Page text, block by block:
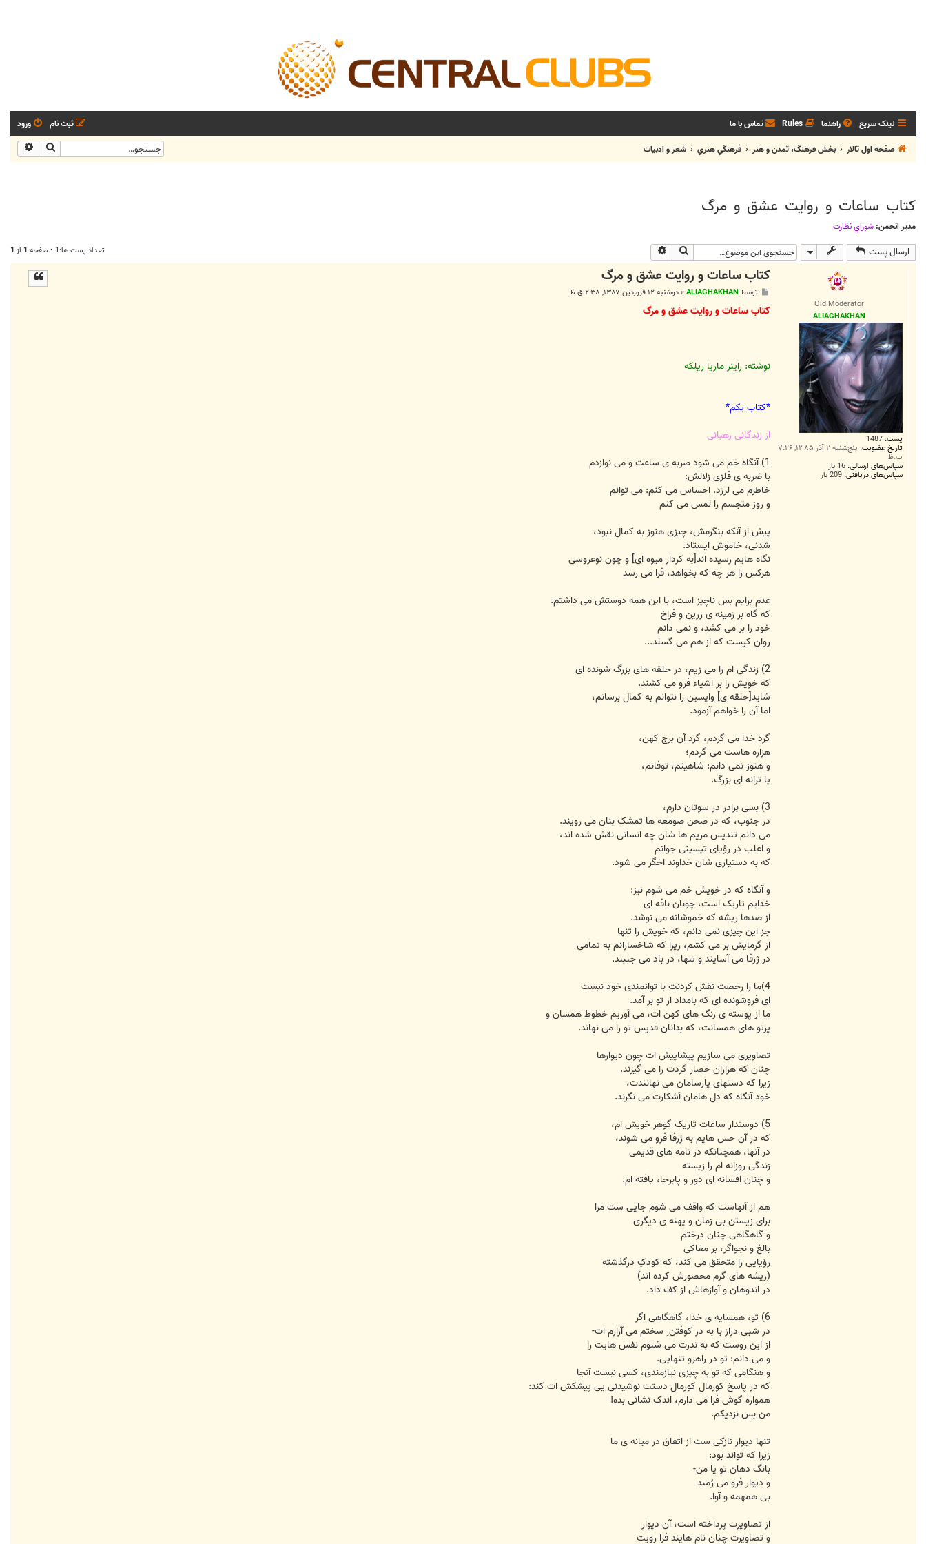
لینک سریع راهنما Rules تماس با ما ورود
ثبت نام
صفحه اول تالار
بخش فرهنگ، تمدن و هنر فرهنگي هنري شعر و ادبيات جستجو
کتاب ساعات و روایت عشق و مرگ
مدیر انجمن: شوراي نظارت
ارسال پست جستجو تعداد پست ها:1 • صفحه 1 از 1
Old Moderator
ALIAGHAKHAN
پست: 1487
تاریخ عضویت: پنج‌شنبه ۲ آذر ۱۳۸۵, ۷:۲۶
ب.ظ
سپاس‌های ارسالی: 16 بار
سپاس‌های دریافتی: 209 بار
کتاب ساعات و روایت عشق و مرگ
ت
توسط ALIAGHAKHAN
»دوشنبه ۱۲ فروردین ۱۳۸۷, ۲:۳۸ ق.ظ
کتاب ساعات و روایت عشق و مرگ
نوشته: راینر ماریا ریلکه
*کتاب یکم*
از زندگانی رهبانی
1) آنگاه خم می شود ضربه ی ساعت و می نوازدم
با ضربه ی فلزی زلالش:
خاطرم می لرزد. احساس می کنم: می توانم
و روز متجسم را لمس می کنم
پیش از آنکه بنگرمش، چیزی هنوز به کمال نبود،
شدنی، خاموش ایستاد.
نگاه هایم رسیده اند[به کردار میوه ای] و چون نوعروسی
هرکس را هر چه که بخواهد، فرا می رسد
عدم برایم بس ناچیز است، با این همه دوستش می داشتم.
که گاه بر زمینه ی زرین و فراخ
خود را بر می کشد، و نمی دانم
روان کیست که از هم می گسلد...
2) زندگی ام را می زیم، در حلقه های بزرگ شونده ای
که خویش را بر اشیاء فرو می کشند.
شاید[حلقه ی] واپسین را نتوانم به کمال برسانم،
اما آن را خواهم آزمود.
گرد خدا می گردم، گرد آن برج کهن،
هزاره هاست می گردم؛
و هنوز نمی دانم: شاهینم، توفانم،
یا ترانه ای بزرگ.
3) بسی برادر در سوتان دارم،
در جنوب، که در صحن صومعه ها تمشک بنان می رویند.
می دانم تندیس مریم ها شان چه انسانی نقش شده اند،
و اغلب در رؤیای تیسینی جوانم
که به دستیاری شان خداوند اخگر می شود.
و آنگاه که در خویش خم می شوم نیز:
خدایم تاریک است، چونان بافه ای
از صدها ریشه که خموشانه می نوشد.
جز این چیزی نمی دانم، که خویش را تنها
از گرمایش بر می کشم، زیرا که شاخسارانم به تمامی
در ژرفا می آسایند و تنها، در باد می جنبند.
4)ما را رخصت نقش کردنت با توانمندی خود نیست
ای فروشونده ای که بامداد از تو بر آمد.
ما از پوسته ی رنگ های کهن ات، می آوریم خطوط همسان و
پرتو های همسانت، که بدانان قدیس تو را می نهاند.
تصاویری می سازیم پیشاپیش ات چون دیوارها
چنان که هزاران حصار گردت را می گیرند.
زیرا که دستهای پارسامان می نهانندت،
خود آنگاه که دل هامان آشکارت می نگرند.
5) دوستدار ساعات تاریک گوهر خویش ام،
که در آن حس هایم به ژرفا فرو می شوند،
در آنها، همچنانکه در نامه های قدیمی
زندگی روزانه ام را زیسته
و چنان افسانه ای دور و پابرجا، یافته ام.
هم از آنهاست که واقف می شوم جایی ست مرا
برای زیستن بی زمان و پهنه ی دیگری
و گاهگاهی چنان درختم
بالغ و نجواگر، بر مغاکی
رؤیایی را متحقق می کند، که کودکِ درگذشته
(ریشه های گرم محصورش کرده اند)
در اندوهان و آوازهاش از کف داد.
6) تو، همسایه ی خدا، گاهگاهی اگر
در شبی دراز با به در کوفتن ِ سختم می آزارم ات-
از این روست که به ندرت می شنوم نفس هایت را
و می دانم: تو در راهرو تنهایی.
و هنگامی که تو به چیزی نیازمندی، کسی نیست آنجا
که در پاسخ کورمال کورمال دستت نوشیدنی یی پیشکش ات کند:
همواره گوش فرا می دارم، اندک نشانی بده!
من بس نزدیکم.
تنها دیوار نازکی ست از اتفاق در میانه ی ما
زیرا که تواند بود:
بانگ دهان تو یا من-
و دیوار فرو می رُمبد
بی همهمه و آوا.
از تصاویرت پرداخته است، آن دیوار
و تصاویرت چنان نام هایند فرا رویت